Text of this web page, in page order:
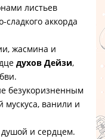
листьев
аккорда
жасмина и
духов Дейзи,
безукоризненным
мускуса, ванили и
и сердцем.